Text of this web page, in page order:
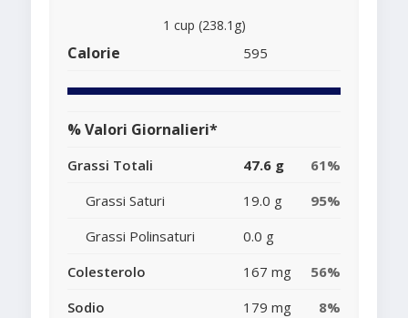
1 cup (238.1g)
Calorie 595
% Valori Giornalieri*
Grassi Totali 47.6 g
61%
Grassi Saturi
19.0 g
95%
Grassi Polinsaturi
0.0 g
Colesterolo
167 mg
56%
Sodio
179 mg
8%